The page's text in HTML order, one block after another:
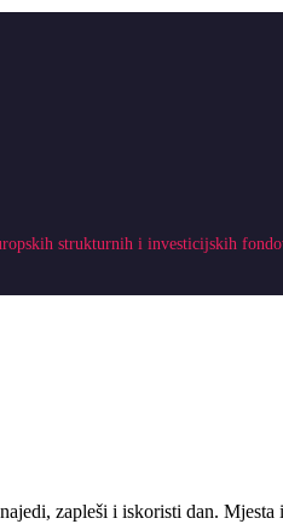
strukturnih i investicijskih
zapleši i iskoristi dan.